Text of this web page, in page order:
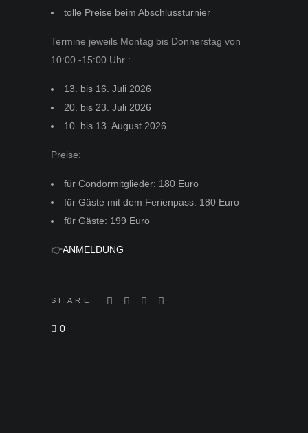
tolle Preise beim Abschlussturnier
Termine jeweils Montag bis Donnerstag von
10:00 -15:00 Uhr :
13. bis 16. Juli 2026
20. bis 23. Juli 2026
10. bis 13. August 2026
Preise:
für Condormitglieder: 180 Euro
für Gäste mit dem Ferienpass: 180 Euro
für Gäste: 199 Euro
👉ANMELDUNG
SHARE
0